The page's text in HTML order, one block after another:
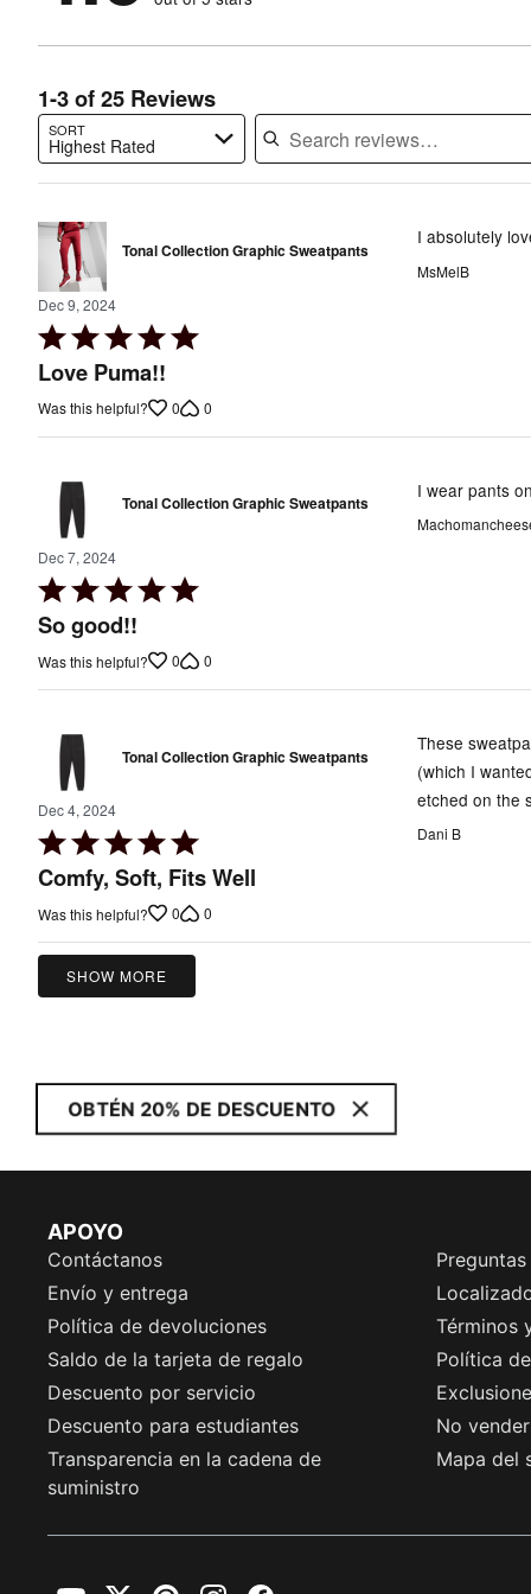
reviewers
reviewers
1-3 of 25 Reviews
SORT
Highest Rated
Search reviews…
Tonal Collection Graphic Sweatpants
Dec 9, 2024
Rated
5
of
Love Puma!!
I absolutely
MsMelB
Was this helpful? 0 0
Tonal Collection Graphic Sweatpants
Dec 7, 2024
Rated
5
of
So good!!
I wear pants
Was this helpful? 0 0
Tonal Collection Graphic Sweatpants
Dec 4, 2024
Rated
5
of
5
Comfy, Soft, Fits Well
These
(which I
etched on the
Dani B
Was this helpful? 0 0
SHOW MORE
OBTÉN 20% DE DESCUENTO
APOYO
Contáctanos
Envío y entrega
Política de devoluciones
Términos
Saldo de la tarjeta de regalo
Política
Descuento por servicio
Descuento para estudiantes
No
Transparencia en la cadena de
suministro
Mapa del